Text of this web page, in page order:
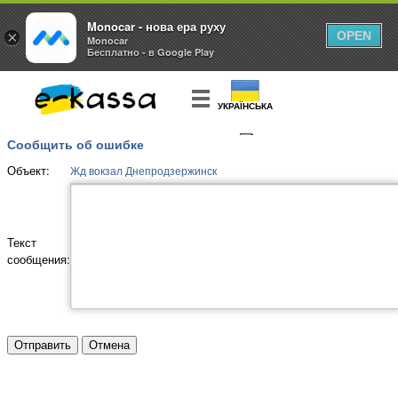
УКРАЇНСЬКА
Сообщить об ошибке
Объект: Жд вокзал Днепродзержинск
Текст
сообщения:
×
Monocar - нова ера руху
Monocar
Бесплатно - в Google Play
OPEN